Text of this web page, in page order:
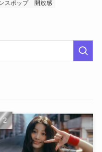
スポップ 開放感